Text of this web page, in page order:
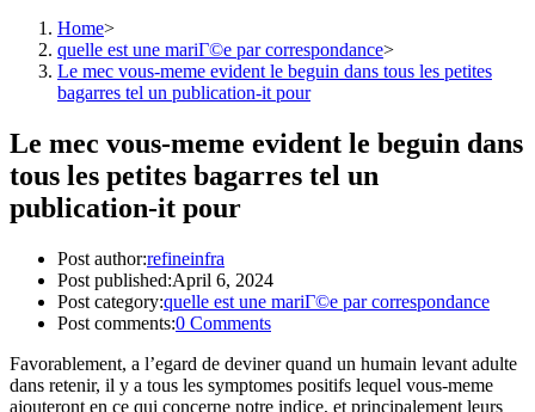
Home>
quelle est une mariГ©e par correspondance>
Le mec vous-meme evident le beguin dans tous les petites
bagarres tel un publication-it pour
Le mec vous-meme evident le beguin dans
tous les petites bagarres tel un
publication-it pour
Post author:refineinfra
Post published:April 6, 2024
Post category:quelle est une mariГ©e par correspondance
Post comments:0 Comments
Favorablement, a l’egard de deviner quand un humain levant adulte
dans retenir, il y a tous les symptomes positifs lequel vous-meme
ajouteront en ce qui concerne notre indice, et principalement leurs